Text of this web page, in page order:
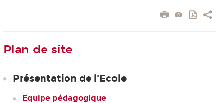
Plan de site
Présentation de l'Ecole
Equipe pédagogique